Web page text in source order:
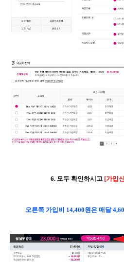
6. 모두 확인하시고 [가입
오른쪽 가입비 14,400원은 매달